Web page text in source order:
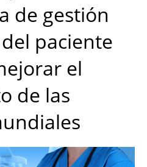
de gestión
paciente
el
de las